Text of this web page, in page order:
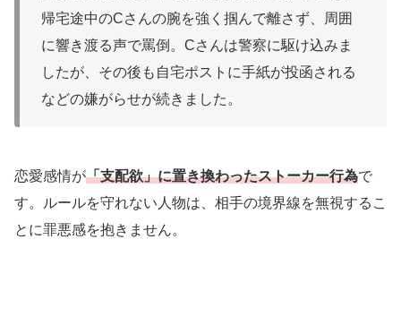
帰宅途中のCさんの腕を強く掴んで離さず、周囲
に響き渡る声で罵倒。Cさんは警察に駆け込みま
したが、その後も自宅ポストに手紙が投函される
などの嫌がらせが続きました。
恋愛感情が「支配欲」に置き換わったストーカー行為で
す。ルールを守れない人物は、相手の境界線を無視するこ
とに罪悪感を抱きません。